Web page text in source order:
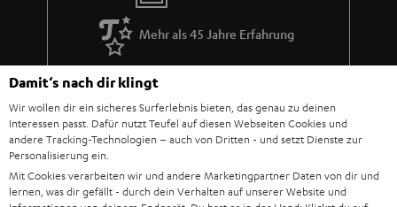
Mehr als 45 Jahre Erfahrung
Damit‘s nach dir klingt
Wir wollen dir ein sicheres Surferlebnis bieten, das genau zu deinen
Interessen passt. Dafür nutzt Teufel auf diesen Webseiten Cookies und
andere Tracking-Technologien – auch von Dritten - und setzt Dienste zur
Personalisierung ein.
Mit Cookies verarbeiten wir und andere Marketingpartner Daten von dir und
lernen, was dir gefällt - durch dein Verhalten auf unserer Website und